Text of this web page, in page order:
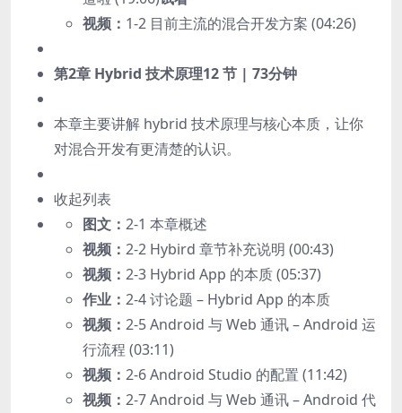
视频： 1-2 目前主流的混合开发方案 (04:26)
第2章 Hybrid 技术原理12 节 | 73分钟
本章主要讲解 hybrid 技术原理与核心本质，让你
对混合开发有更清楚的认识。
收起列表
图文： 2-1 本章概述
视频： 2-2 Hybird 章节补充说明 (00:43)
视频： 2-3 Hybrid App 的本质 (05:37)
作业： 2-4 讨论题 – Hybrid App 的本质
视频： 2-5 Android 与 Web 通讯 – Android 运
行流程 (03:11)
视频： 2-6 Android Studio 的配置 (11:42)
视频： 2-7 Android 与 Web 通讯 – Android 代